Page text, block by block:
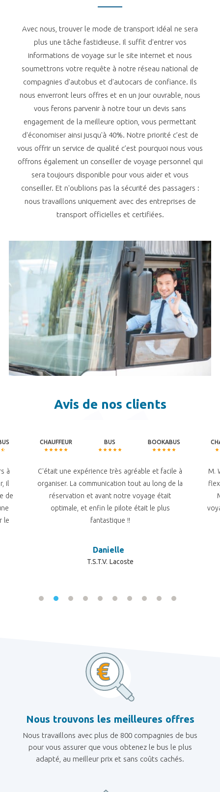
Avec nous, trouver le mode de transport idéal ne sera
plus une tâche fastidieuse. Il suffit d'entrer vos
informations de voyage sur le site internet et nous
soumettrons votre requête à notre réseau national de
compagnies d'autobus et d'autocars de confiance. Ils
nous enverront leurs offres et en un jour ouvrable, nous
vous ferons parvenir à notre tour un devis sans
engagement de la meilleure option, vous permettant
d'économiser ainsi jusqu'à 40%. Notre priorité c’est de
vous offrir un service de qualité c’est pourquoi nous vous
offrons également un conseiller de voyage personnel qui
sera toujours disponible pour vous aider et vous
conseiller. Et n'oublions pas la sécurité des passagers :
nous travaillons uniquement avec des entreprises de
transport officielles et certifiées.
Avis de nos clients
à
il
de
le
CHAUFFEUR BUS BOOKABUS
C'était une expérience très agréable et facile à
organiser. La communication tout au long de la
réservation et avant notre voyage était
optimale, et enfin le pilote était le plus
fantastique !!
Danielle
T.S.T.V. Lacoste
M.
Nous trouvons les meilleures offres
Nous travaillons avec plus de 800 compagnies de bus
pour vous assurer que vous obtenez le bus le plus
adapté, au meilleur prix et sans coûts cachés.